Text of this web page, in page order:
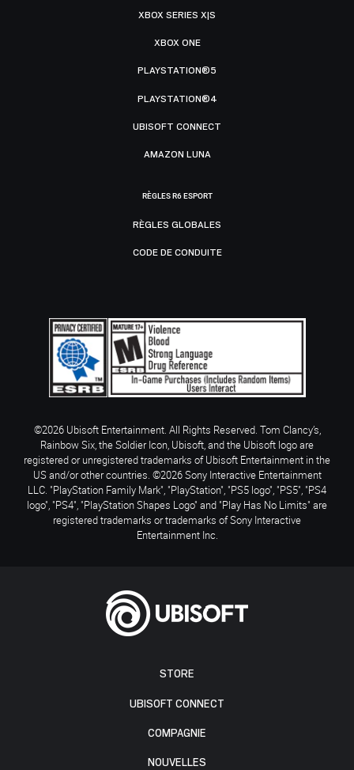
STORE
UBISOFT CONNECT
COMPAGNIE
NOUVELLES
XBOX SERIES X|S
XBOX ONE
PLAYSTATION®5
PLAYSTATION®4
UBISOFT CONNECT
AMAZON LUNA
RÈGLES R6 ESPORT
RÈGLES GLOBALES
CODE DE CONDUITE
©2026 Ubisoft Entertainment. All Rights Reserved. Tom Clancy’s,
Rainbow Six, the Soldier Icon, Ubisoft, and the Ubisoft logo are
registered or unregistered trademarks of Ubisoft Entertainment in the
US and/or other countries. ©2026 Sony Interactive Entertainment
LLC. "PlayStation Family Mark", "PlayStation", "PS5 logo", "PS5", "PS4
logo", "PS4", "PlayStation Shapes Logo" and "Play Has No Limits" are
registered trademarks or trademarks of Sony Interactive
Entertainment Inc.